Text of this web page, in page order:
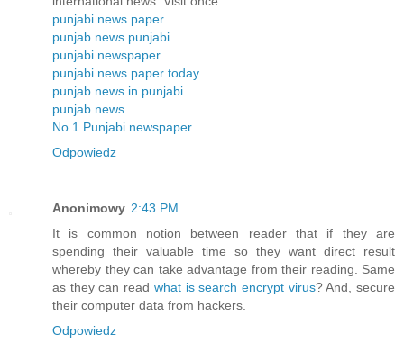
punjabi news paper
punjab news punjabi
punjabi newspaper
punjabi news paper today
punjab news in punjabi
punjab news
No.1 Punjabi newspaper
Odpowiedz
Anonimowy 2:43 PM
It is common notion between reader that if they are
spending their valuable time so they want direct result
whereby they can take advantage from their reading. Same
as they can read what is search encrypt virus? And, secure
their computer data from hackers.
Odpowiedz